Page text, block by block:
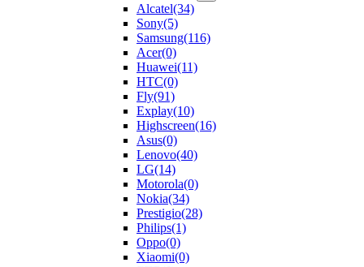
Alcatel(34)
Sony(5)
Samsung(116)
Acer(0)
Huawei(11)
HTC(0)
Fly(91)
Explay(10)
Highscreen(16)
Asus(0)
Lenovo(40)
LG(14)
Motorola(0)
Nokia(34)
Prestigio(28)
Philips(1)
Oppo(0)
Xiaomi(0)